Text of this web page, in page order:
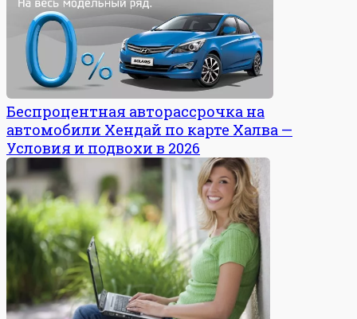
Беспроцентная авторассрочка на
автомобили Хендай по карте Халва —
Условия и подвохи в 2026